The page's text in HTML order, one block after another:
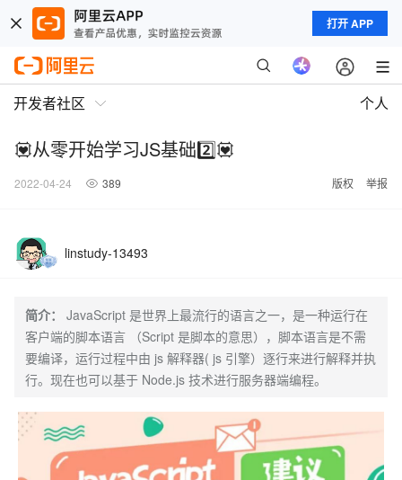
打开 APP
开发者社区 个人
💟从零开始学习JS基础2️⃣💟
2022-04-24 389 版权 举报
linstudy-13493
简介：
JavaScript 是世界上最流行的语言之一，是一种运行在
客户端的脚本语言 （Script 是脚本的意思），脚本语言是不需
要编译，运行过程中由 js 解释器( js 引擎）逐行来进行解释并执
行。现在也可以基于 Node.js 技术进行服务器端编程。